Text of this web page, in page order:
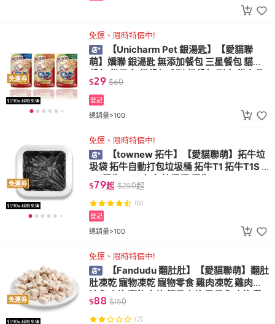
免運券
免運、限時特價中!
【Unicharm Pet 銀湯匙】【愛貓聯
萌】嬌聯 銀湯匙 無添加餐包 三星餐包 貓咪
餐包 貓零食 貓餐包系列 貓餐包 副食 貓食品
unicharm
$29 $60
總銷量>100
登記
免運券
免運、限時特價中!
【townew 拓牛】【愛貓聯萌】拓牛垃
圾袋 拓牛自動打包垃圾桶 拓牛T1 拓牛T1S T
1X 拓牛T Air 打包垃圾桶 拓牛 townew
$79起 $250起
(6)
總銷量>100
登記
免運券
免運、限時特價中!
【Fandudu 翻肚肚】【愛貓聯萌】翻肚
肚凍乾 寵物凍乾 寵物零食 雞肉凍乾 雞肉鬆
鮪魚凍乾 寵物肉乾 筷子肉乾 虱目魚凍乾 雞
肉丁 雞胸肉
$88 $150
(7)